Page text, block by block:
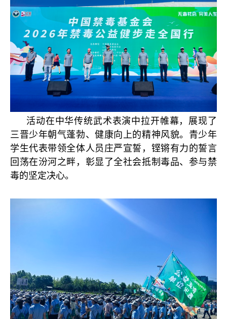
活动在中华传统武术表演中拉开帷幕，展现了
三晋少年朝气蓬勃、健康向上的精神风貌。青少年
学生代表带领全体人员庄严宣誓，铿锵有力的誓言
回荡在汾河之畔，彰显了全社会抵制毒品、参与禁
毒的坚定决心。